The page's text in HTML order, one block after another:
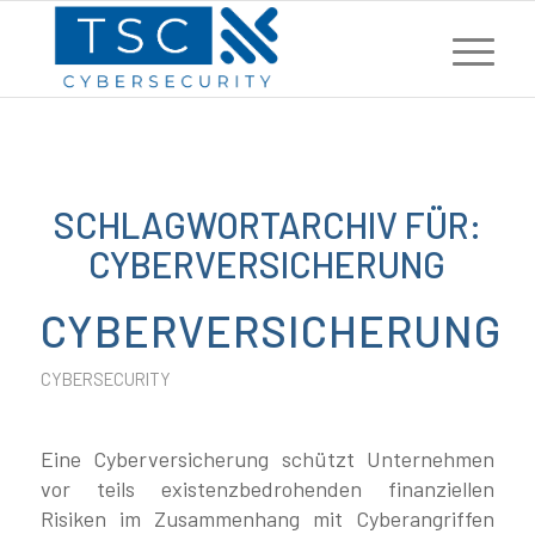
SCHLAGWORTARCHIV FÜR:
CYBERVERSICHERUNG
CYBERVERSICHERUNG
CYBERSECURITY
Eine Cyberversicherung schützt Unternehmen
vor teils existenzbedrohenden finanziellen
Risiken im Zusammenhang mit Cyberangriffen